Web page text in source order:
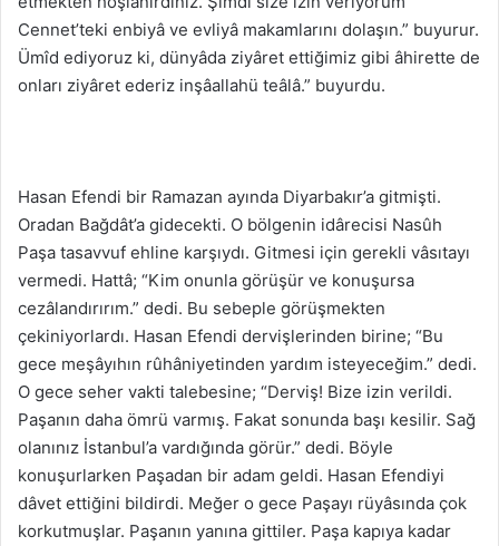
Cennet’teki enbiyâ ve evliyâ makamlarını dolaşın.” buyurur.
Ümîd ediyoruz ki, dünyâda ziyâret ettiğimiz gibi âhirette de
onları ziyâret ederiz inşâallahü teâlâ.” buyurdu.
Hasan Efendi bir Ramazan ayında Diyarbakır’a gitmişti.
Oradan Bağdât’a gidecekti. O bölgenin idârecisi Nasûh
Paşa tasavvuf ehline karşıydı. Gitmesi için gerekli vâsıtayı
vermedi. Hattâ; “Kim onunla görüşür ve konuşursa
cezâlandırırım.” dedi. Bu sebeple görüşmekten
çekiniyorlardı. Hasan Efendi dervişlerinden birine; “Bu
gece meşâyıhın rûhâniyetinden yardım isteyeceğim.” dedi.
O gece seher vakti talebesine; “Derviş! Bize izin verildi.
Paşanın daha ömrü varmış. Fakat sonunda başı kesilir. Sağ
olanınız İstanbul’a vardığında görür.” dedi. Böyle
konuşurlarken Paşadan bir adam geldi. Hasan Efendiyi
dâvet ettiğini bildirdi. Meğer o gece Paşayı rüyâsında çok
korkutmuşlar. Paşanın yanına gittiler. Paşa kapıya kadar